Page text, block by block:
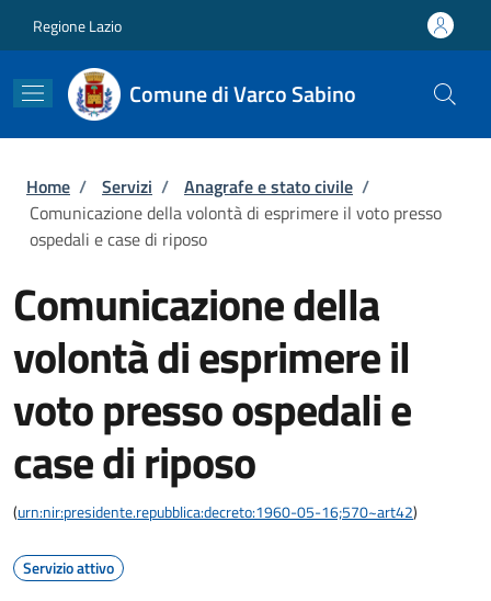
Regione Lazio
Comune di Varco Sabino
Briciole di pane
Home / Servizi / Anagrafe e stato civile /
Comunicazione della volontà di esprimere il voto presso
ospedali e case di riposo
Comunicazione della
volontà di esprimere il
voto presso ospedali e
case di riposo
(urn:nir:presidente.repubblica:decreto:1960-05-16;570~art42)
Servizio attivo